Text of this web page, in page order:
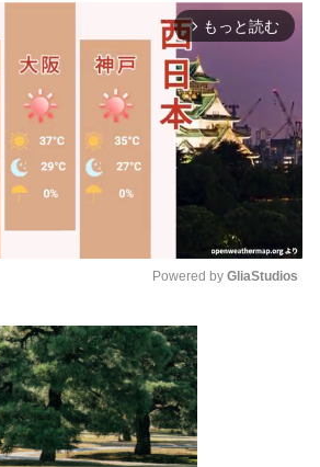
arrow_forward_ios もっと読む
Powered by GliaStudios